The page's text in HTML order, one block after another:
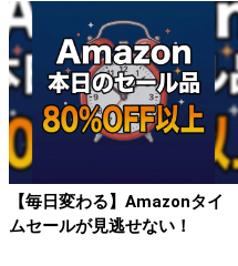
【毎日変わる】Amazonタイ
ムセールが見逃せない！